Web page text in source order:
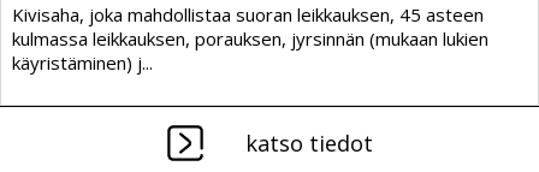
Kivisaha, joka mahdollistaa suoran leikkauksen, 45 asteen
kulmassa leikkauksen, porauksen, jyrsinnän (mukaan lukien
käyristäminen) j...
katso tiedot